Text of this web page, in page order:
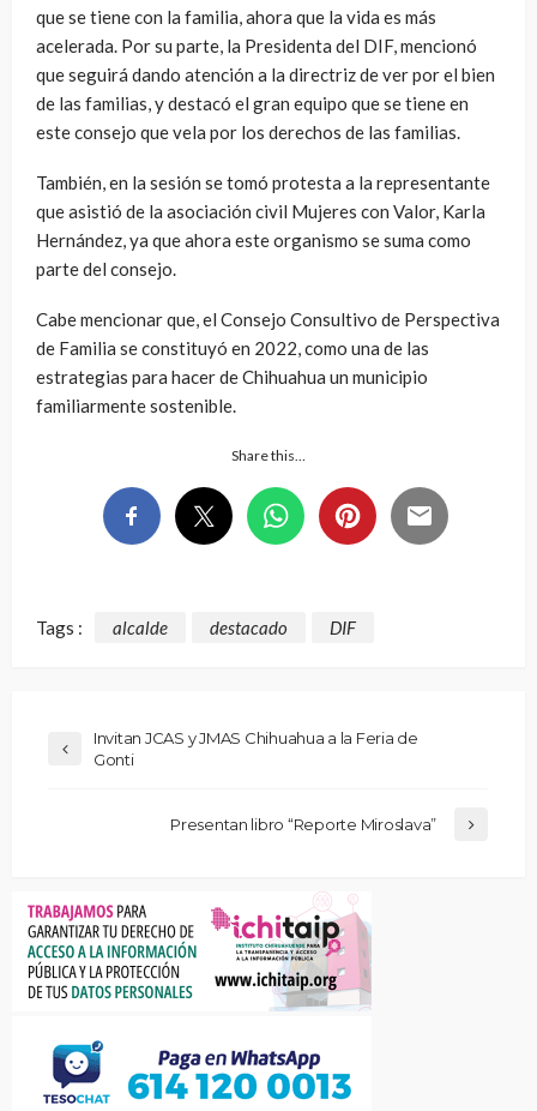
que se tiene con la familia, ahora que la vida es más
acelerada. Por su parte, la Presidenta del DIF, mencionó
que seguirá dando atención a la directriz de ver por el bien
de las familias, y destacó el gran equipo que se tiene en
este consejo que vela por los derechos de las familias.
También, en la sesión se tomó protesta a la representante
que asistió de la asociación civil Mujeres con Valor, Karla
Hernández, ya que ahora este organismo se suma como
parte del consejo.
Cabe mencionar que, el Consejo Consultivo de Perspectiva
de Familia se constituyó en 2022, como una de las
estrategias para hacer de Chihuahua un municipio
familiarmente sostenible.
Share this…
Tags : alcalde destacado DIF
Invitan JCAS y JMAS Chihuahua a la Feria de
Gonti
Presentan libro “Reporte Miroslava”